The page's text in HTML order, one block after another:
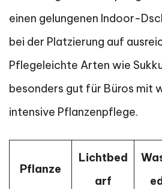
einen gelungenen Indoor-
bei der Platzierung auf
Pflegeleichte Arten wie
besonders gut für Büros mit
intensive Pflanzenpflege.
Pflanze
Lichtbed
arf